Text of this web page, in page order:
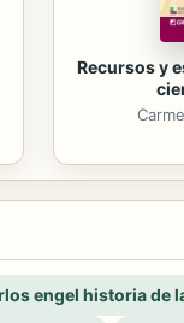
Recursos y
engel historia de